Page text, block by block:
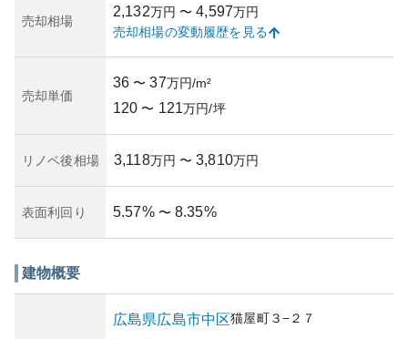
売却相場
2,132万円 〜 4,597万円
売却相場の変動履歴を見る
売却単価
36 〜 37万円/m²
120 〜 121万円/坪
リノベ後相場 3,118万円 〜 3,810万円
表面利回り 5.57% 〜 8.35%
建物概要
広島県広島市中区猫屋町３−２７